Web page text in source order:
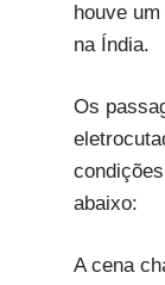
houve
na Índia.
Os
abaixo:
A cena